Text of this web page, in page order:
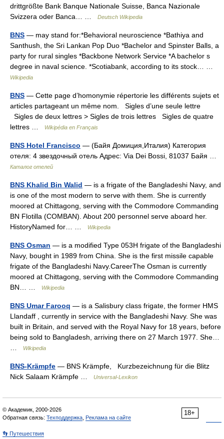
drittgrößte Bank Banque Nationale Suisse, Banca Nazionale
Svizzera oder Banca… …
Deutsch Wikipedia
BNS — may stand for:*Behavioral neuroscience *Bathiya and
Santhush, the Sri Lankan Pop Duo *Bachelor and Spinster Balls, a
party for rural singles *Backbone Network Service *A bachelor s
degree in naval science. *Scotiabank, according to its stock… …
Wikipedia
BNS — Cette page d’homonymie répertorie les différents sujets et
articles partageant un même nom. Sigles d’une seule lettre
Sigles de deux lettres > Sigles de trois lettres Sigles de quatre
lettres …
Wikipédia en Français
BNS Hotel Francisco — (Байя Домиция,Италия) Категория
отеля: 4 звездочный отель Адрес: Via Dei Bossi, 81037 Байя …
Каталог отелей
BNS Khalid Bin Walid — is a frigate of the Bangladeshi Navy, and
is one of the most modern to serve with them. She is currently
moored at Chittagong, serving with the Commodore Commanding
BN Flotilla (COMBAN). About 200 personnel serve aboard her.
HistoryNamed for… …
Wikipedia
BNS Osman — is a modified Type 053H frigate of the Bangladeshi
Navy, bought in 1989 from China. She is the first missile capable
frigate of the Bangladeshi Navy.CareerThe Osman is currently
moored at Chittagong, serving with the Commodore Commanding
BN… …
Wikipedia
BNS Umar Farooq — is a Salisbury class frigate, the former HMS
Llandaff , currently in service with the Bangladeshi Navy. She was
built in Britain, and served with the Royal Navy for 18 years, before
being sold to Bangladesh, arriving there on 27 March 1977. She…
Wikipedia
BNS-Krämpfe — BNS Krämpfe, Kurzbezeichnung für die Blitz
Nick Salaam Krämpfe …
Universal-Lexikon
18+
© Академик, 2000-2026
Обратная связь: Техподдержка Реклама на сайте
👣 Путешествия